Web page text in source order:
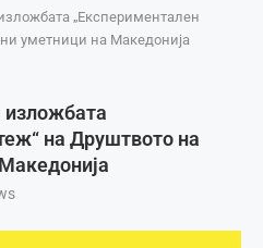
„Експериментален
уметници на Македонија
изложбата
на Друштвото на